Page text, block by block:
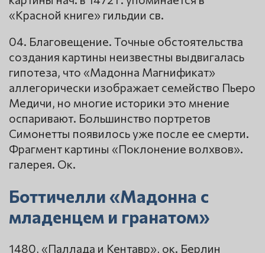
«Красной книге» гильдии св.
04. Благовещение. Точные обстоятельства
создания картины неизвестны выдвигалась
гипотеза, что «Мадонна Магнификат»
аллегорически изображает семейство Пьеро
Медичи, но многие историки это мнение
оспаривают. Большинство портретов
Симонетты появилось уже после ее смерти.
Фрагмент картины «Поклонение волхвов».
галерея. Ок.
Боттичелли «Мадонна с
младенцем и гранатом»
1480, «Паллада и Кентавр», ок. Берлин